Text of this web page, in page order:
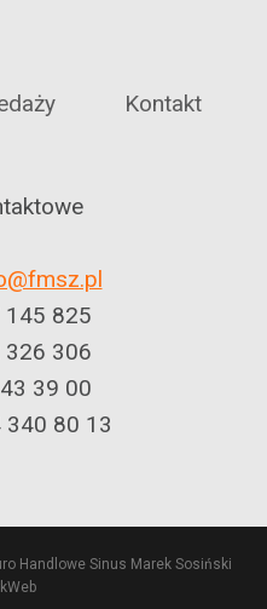
Kontakt
145 825
326 306
39 00
80 13
Handlowe Sinus Marek Sosiński